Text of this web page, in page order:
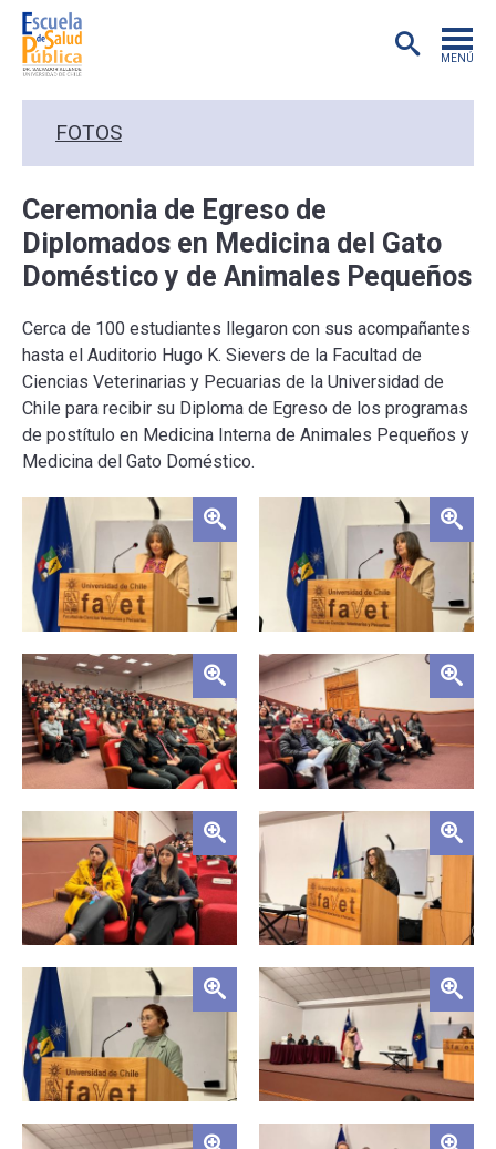
MENÚ
EXTENSIÓN
PUBLICACIONES
BIBLIOTECA
PLATAFORMA EDUCATIVA
FOTOS
Ceremonia de Egreso de
Diplomados en Medicina del Gato
Doméstico y de Animales Pequeños
Cerca de 100 estudiantes llegaron con sus acompañantes
hasta el Auditorio Hugo K. Sievers de la Facultad de
Ciencias Veterinarias y Pecuarias de la Universidad de
Chile para recibir su Diploma de Egreso de los programas
de postítulo en Medicina Interna de Animales Pequeños y
Medicina del Gato Doméstico.
Zoom Zoom
Zoom Zoom
Zoom
Zoom Zoom
Zoom